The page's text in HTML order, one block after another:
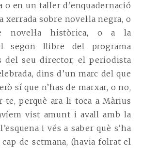
o en un taller d’enquadernació
xerrada sobre novel·la negra, o
novel·la històrica, o a la
segon llibre del programa
del seu director, el periodista
dins d’un marc del que
sí que n’has de marxar, o no,
te, perquè ara li toca a Màrius
vist amunt i avall amb la
i vés a saber què s’ha
de setmana, (havia folrat el